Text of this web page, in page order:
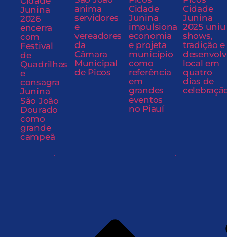
Junina
2026
encerra
com
Festival
de
Quadrilhas
e
consagra
Junina
São João
Dourado
como
grande
campeã
anima
servidores
e
vereadores
da
Câmara
Municipal
de Picos
Cidade
Junina
impulsiona
economia
e projeta
município
como
referência
em
grandes
eventos
no Piauí
Cidade
Junina
2025 uniu
shows,
tradição e
local em
quatro
dias de